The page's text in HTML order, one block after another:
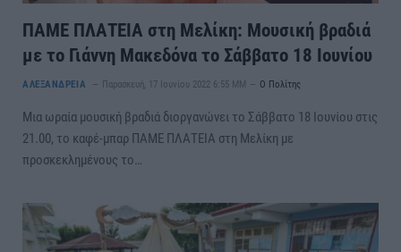
ΠΑΜΕ ΠΛΑΤΕΙΑ στη Μελίκη: Μουσική βραδιά
με το Γιάννη Μακεδόνα το Σάββατο 18 Ιουνίου
ΑΛΕΞΑΝΔΡΕΙΑ Παρασκευή, 17 Ιουνίου 2022 6:55 ΜΜ Ο Πολίτης
Μια ωραία μουσική βραδιά διοργανώνει το Σάββατο 18 Ιουνίου στις
21.00, το καφέ-μπαρ ΠΑΜΕ ΠΛΑΤΕΙΑ στη Μελίκη με
προσκεκλημένους το…